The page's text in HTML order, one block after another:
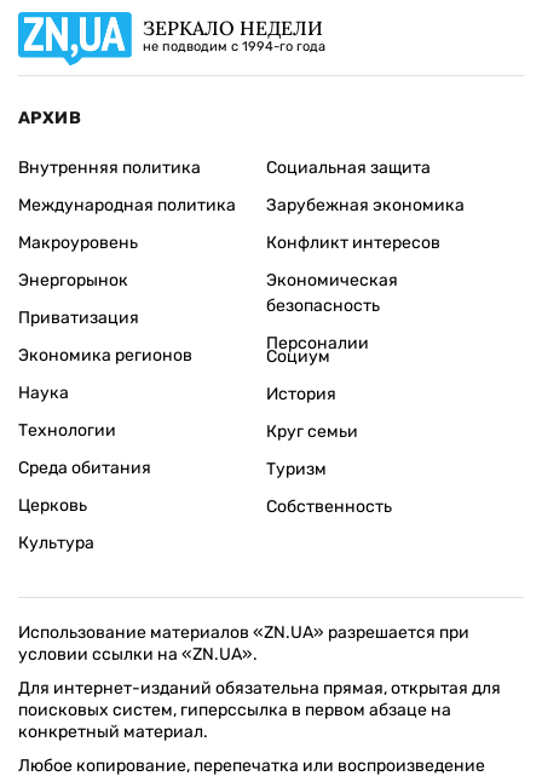
ЗЕРКАЛО НЕДЕЛИ
не подводим с 1994-го года
АРХИВ
Внутренняя политика
Международная политика
Макроуровень
Энергорынок
Приватизация
Экономика регионов
Социальная защита
Зарубежная экономика
Конфликт интересов
Экономическая
безопасность
Персоналии
Наука
Технологии
Среда обитания
Церковь
Культура
Социум
История
Круг семьи
Туризм
Собственность
Использование материалов «ZN.UA» разрешается при
условии ссылки на «ZN.UA».
Для интернет-изданий обязательна прямая, открытая для
поисковых систем, гиперссылка в первом абзаце на
конкретный материал.
Любое копирование, перепечатка или воспроизведение